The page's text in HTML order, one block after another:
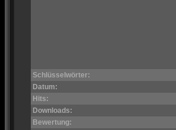
Schlüsselwörter:
Datum:
Hits:
Downloads:
Bewertung: